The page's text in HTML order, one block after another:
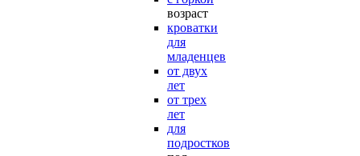
возраст
кроватки
для
младенцев
от двух
лет
от трех
лет
для
подростков